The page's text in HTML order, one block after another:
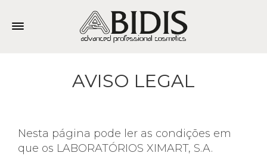
AVISO LEGAL
Nesta página pode ler as condições em
que os LABORATÓRIOS XIMART, S.A.